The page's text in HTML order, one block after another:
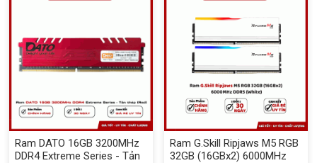
Ram DATO 16GB 3200MHz
DDR4 Extreme Series - Tản
Ram G.Skill Ripjaws M5 RGB
32GB (16GBx2) 6000MHz